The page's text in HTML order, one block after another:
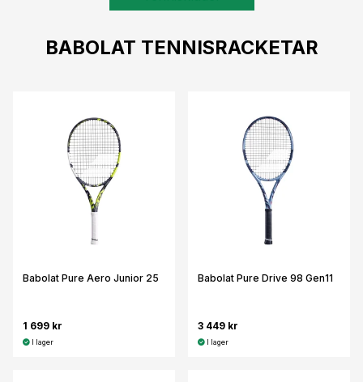
BABOLAT TENNISRACKETAR
Babolat Pure Aero Junior 25
1 699 kr
I lager
Babolat Pure Drive 98 Gen11
3 449 kr
I lager